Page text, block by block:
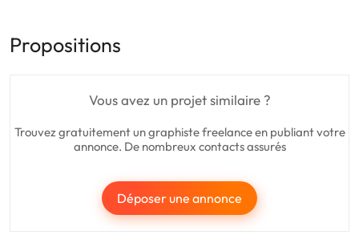
Propositions
Vous avez un projet similaire ?
Trouvez gratuitement un graphiste freelance en publiant votre
annonce. De nombreux contacts assurés
Déposer une annonce